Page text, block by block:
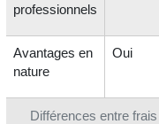
Différences entre
professionnels
Avantages en
nature
Oui